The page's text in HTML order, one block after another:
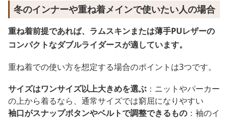
冬のインナーや重ね着メインで使いたい人の場合
重ね着前提であれば、ラムスキンまたは薄手PUレザーの
コンパクトなダブルライダースが適しています。
重ね着での使い方を想定する場合のポイントは3つです。
サイズはワンサイズ以上大きめを選ぶ ：ニットやパーカー
の上から着るなら、通常サイズでは窮屈になりやすい
袖口がスナップボタンやベルトで調整できるもの ：袖のイ